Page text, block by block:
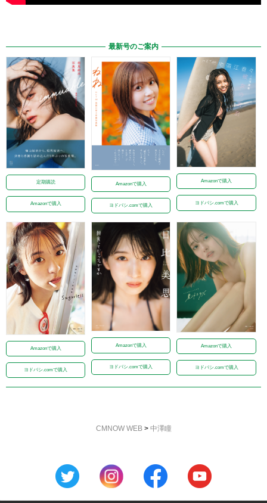
最新号のご案内
定期購読
Amazonで購入
Amazonで購入
ヨドバシ.comで購入
Amazonで購入
ヨドバシ.comで購入
Amazonで購入
ヨドバシ.comで購入
Amazonで購入
ヨドバシ.comで購入
Amazonで購入
ヨドバシ.comで購入
CMNOW WEB> 中澤瞳